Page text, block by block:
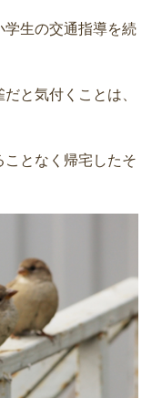
学生の交通指導を続
と気付くことは、
となく帰宅したそ